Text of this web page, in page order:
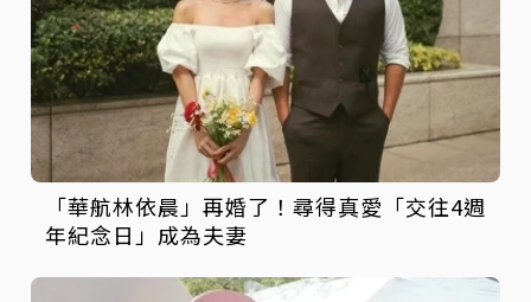
「華航林依晨」再婚了！尋得真愛「交往4週
年紀念日」成為夫妻